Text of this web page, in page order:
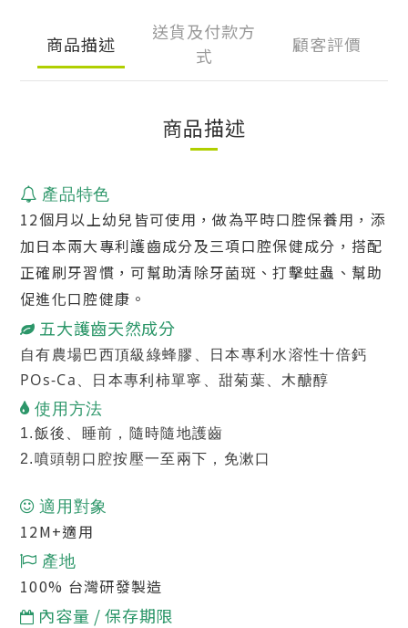
商品描述
送貨及付款方
式
顧客評價
商品描述
產品特色
12個月以上幼兒皆可使用，做為平時口腔保養用，添
加日本兩大專利護齒成分及三項口腔保健成分，搭配
正確刷牙習慣，可幫助清除牙菌斑、打擊蛀蟲、幫助
促進化口腔健康。
五大護齒天然成分
自有農場巴西頂級綠蜂膠、日本專利水溶性十倍鈣
POs-Ca、日本專利柿單寧、甜菊葉、木醣醇
使用方法
1.飯後、睡前，隨時隨地護齒
2. 噴頭朝口腔按壓一至兩下，免漱口
適用對象
12M+適用
產地
100% 台灣研發製造
內容量 / 保存期限